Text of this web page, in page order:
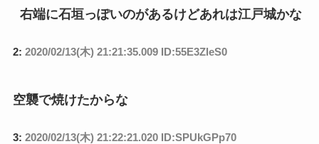
右端に石垣っぽいのがあるけどあれは江戸城かな
2: 2020/02/13(木) 21:21:35.009 ID:55E3ZleS0
空襲で焼けたからな
3: 2020/02/13(木) 21:22:21.020 ID:SPUkGPp70